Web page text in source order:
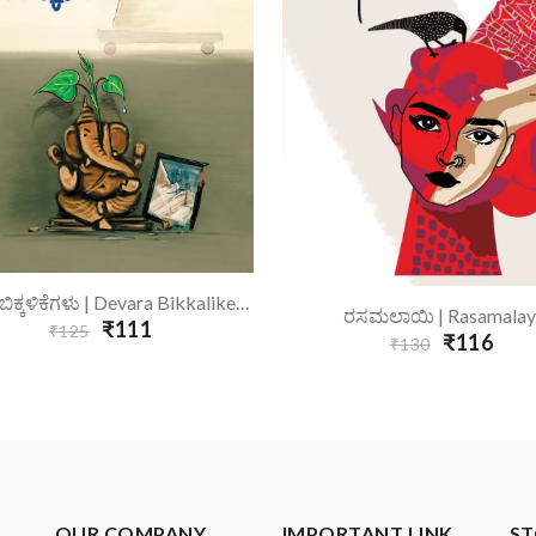
Add To Cart ದೇವರ ಬಿಕ್ಕಳಿಕೆಗಳು | Devara Bikkalikegalu
₹125₹111
Add To Cart
ರಸಮಲಾಯಿ |
₹130₹116